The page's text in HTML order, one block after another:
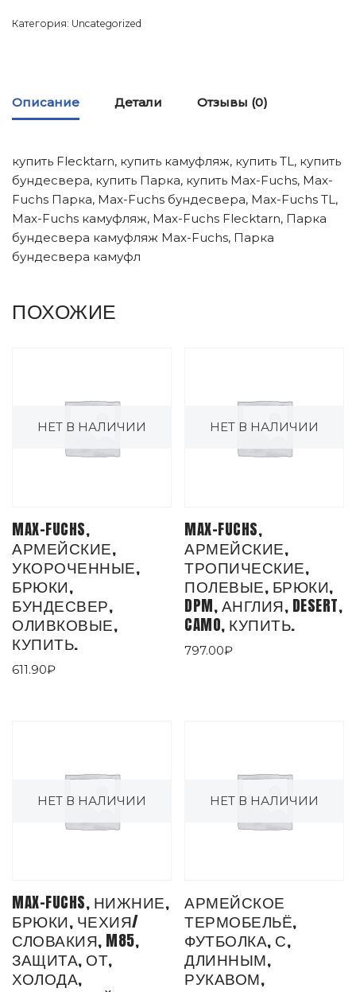
Категория: Uncategorized
Описание Детали Отзывы (0)
купить Flecktarn, купить камуфляж, купить TL, купить
бундесвера, купить Парка, купить Max-Fuchs, Max-
Fuchs Парка, Max-Fuchs бундесвера, Max-Fuchs TL,
Max-Fuchs камуфляж, Max-Fuchs Flecktarn, Парка
бундесвера камуфляж Max-Fuchs, Парка
бундесвера камуфл
ПОХОЖИЕ
НЕТ В НАЛИЧИИ
MAX-FUCHS,
АРМЕЙСКИЕ,
УКОРОЧЕННЫЕ,
БРЮКИ,
БУНДЕСВЕР,
ОЛИВКОВЫЕ,
КУПИТЬ.
611.90₽
НЕТ В НАЛИЧИИ
MAX-FUCHS,
АРМЕЙСКИЕ,
ТРОПИЧЕСКИЕ,
ПОЛЕВЫЕ, БРЮКИ,
DPM, АНГЛИЯ, DESERT,
CAMO, КУПИТЬ.
797.00₽
НЕТ В НАЛИЧИИ
MAX-FUCHS, НИЖНИЕ,
БРЮКИ, ЧЕХИЯ/
СЛОВАКИЯ, M85,
ЗАЩИТА, ОТ,
ХОЛОДА,
НЕТ В НАЛИЧИИ
АРМЕЙСКОЕ
ТЕРМОБЕЛЬЁ,
ФУТБОЛКА, С,
ДЛИННЫМ,
РУКАВОМ,